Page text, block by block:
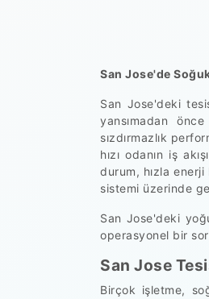
San Jose'de
San Jose'deki
yansımadan
sızdırmazlık
hızı odanın iş
durum, hızla
sistemi üzerinde
San Jose'deki
operasyonel bir
San Jose
Birçok işletme,